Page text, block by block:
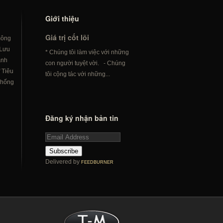
Lưu
Tiêu
Giới thiệu
Giá trị cốt lõi
* Chúng tôi làm việc với những
con người tuyệt vời. - Chúng
tôi cộng tác với những...
Đăng ký nhận bản tin
Subscribe
Delivered by FEEDBURNER